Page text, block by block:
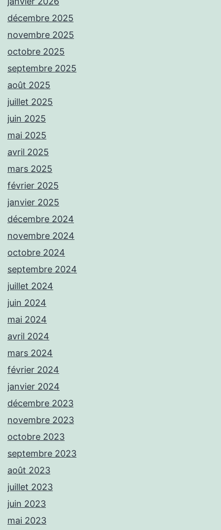
décembre 2025
novembre 2025
octobre 2025
septembre 2025
août 2025
juillet 2025
juin 2025
mai 2025
avril 2025
mars 2025
février 2025
janvier 2025
décembre 2024
novembre 2024
octobre 2024
septembre 2024
juillet 2024
juin 2024
mai 2024
avril 2024
mars 2024
février 2024
janvier 2024
décembre 2023
novembre 2023
octobre 2023
septembre 2023
août 2023
juillet 2023
juin 2023
mai 2023